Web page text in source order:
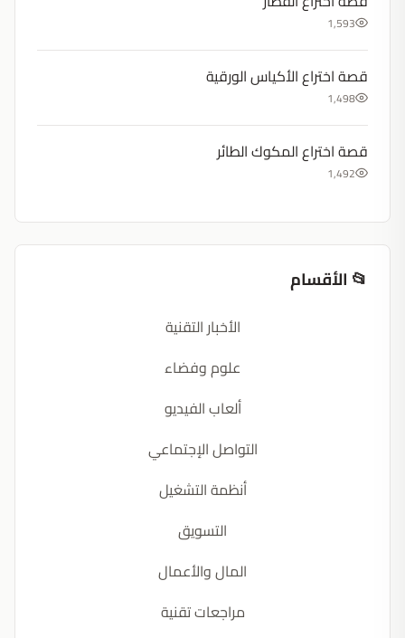
1,593
قصة اختراع الأكياس الورقية
1,498
قصة اختراع المكوك الطائر
1,492
📂 الأقسام
الأخبار التقنية
علوم وفضاء
ألعاب الفيديو
التواصل الإجتماعي
أنظمة التشغيل
التسويق
المال والأعمال
مراجعات تقنية